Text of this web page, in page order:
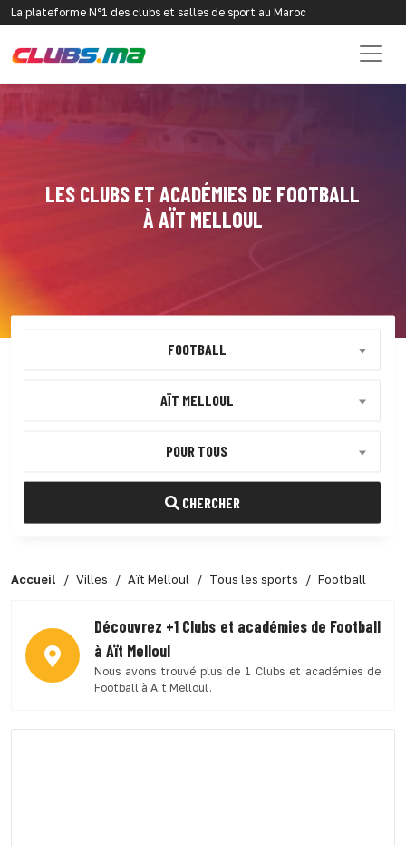
La plateforme N°1 des clubs et salles de sport au Maroc
LES CLUBS ET ACADÉMIES DE FOOTBALL
À AÏT MELLOUL
FOOTBALL
AÏT MELLOUL
POUR TOUS
CHERCHER
Accueil Villes Aït Melloul Tous les sports Football
Découvrez +1 Clubs et académies de Football
à Aït Melloul
Nous avons trouvé plus de 1 Clubs et académies de
Football à Aït Melloul.